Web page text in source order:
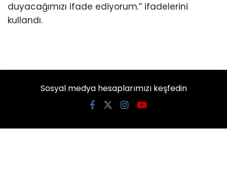
duyacağımızı ifade ediyorum.” ifadelerini
kullandı.
Sosyal medya hesaplarımızı keşfedin